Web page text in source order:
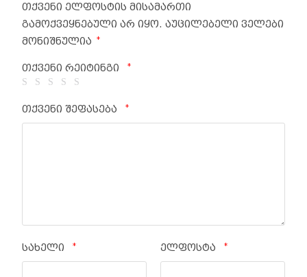
თქვენი ელფოსტის მისამართი
გამოქვეყნებული არ იყო. აუცილებელი ველები
მონიშნულია
*
თქვენი რეიტინგი *
თქვენი შეფასება *
სახელი * ელფოსტა *